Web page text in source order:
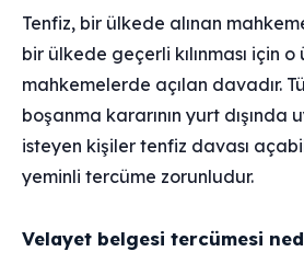
Tenfiz, bir ülkede alınan
bir ülkede geçerli kılınması için
mahkemelerde açılan davadır.
boşanma kararının yurt dışında
isteyen kişiler tenfiz davası
yeminli tercüme zorunludur.
Velayet belgesi tercümesi